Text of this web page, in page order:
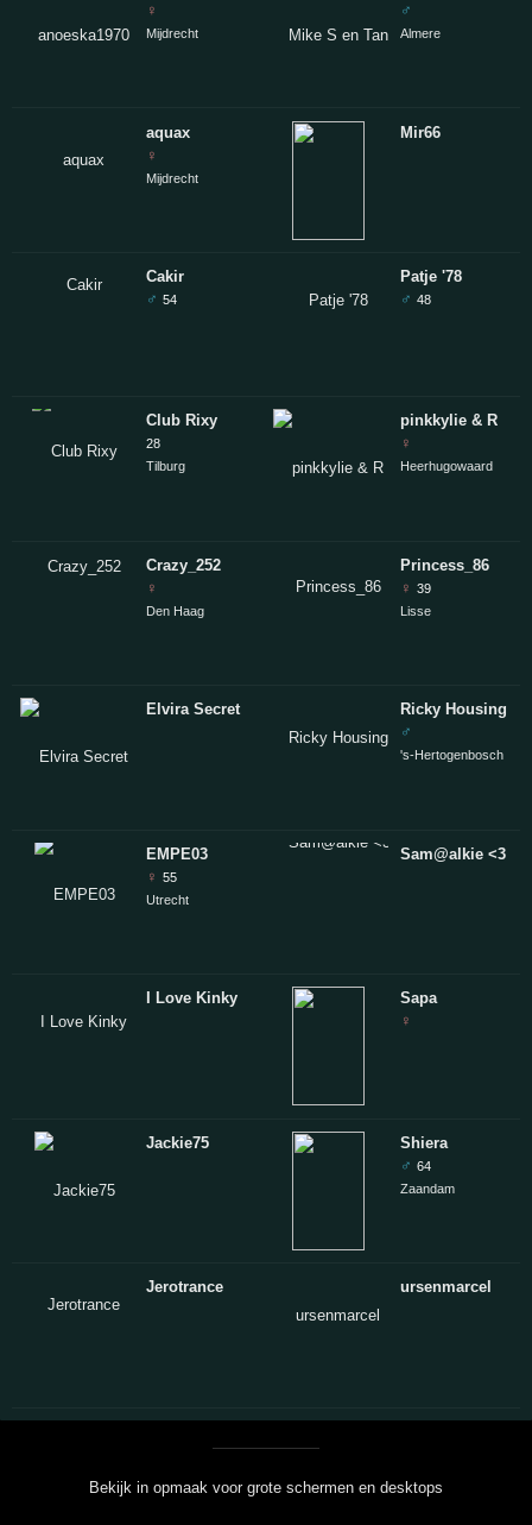
♀
Mijdrecht
aquax
♀
Mijdrecht
Cakir
♂ 54
Club Rixy
28
Tilburg
Crazy_252
♀
Den Haag
Elvira Secret
EMPE03
♀ 55
Utrecht
I Love Kinky
Jackie75
Jerotrance
♂
Almere
Mir66
Patje '78
♂ 48
pinkkylie & R
♀
Heerhugowaard
Princess_86
♀ 39
Lisse
Ricky Housing
♂
's-Hertogenbosch
Sam@alkie <3
Sapa
♀
Shiera
♂ 64
Zaandam
ursenmarcel
Bekijk in opmaak voor grote schermen en desktops